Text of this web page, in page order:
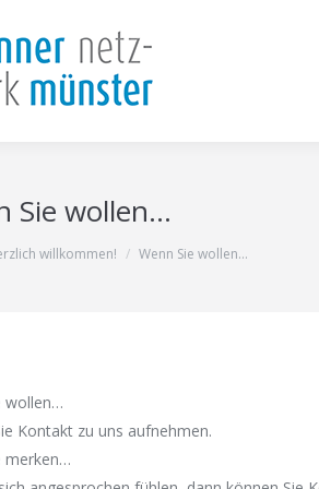
Sie wollen…
sich hier:
willkommen! Wenn Sie wollen…
wollen…
Kontakt zu uns aufnehmen.
merken…